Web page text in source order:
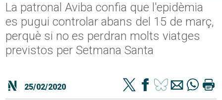
La patronal Aviba confia que l'epidèmia
es pugui controlar abans del 15 de març,
perquè si no es perdran molts viatges
previstos per Setmana Santa
25/02/2020